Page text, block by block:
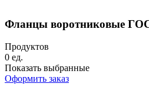
Фланцы воротниковые
Продуктов
0 ед.
Показать выбранные
Оформить заказ